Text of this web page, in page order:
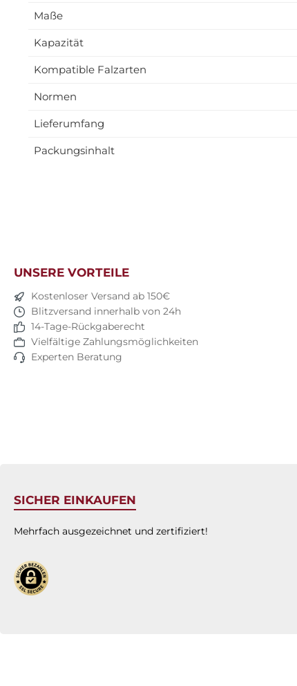
Maße
Kapazität
Kompatible Falzarten
Normen
Lieferumfang
Packungsinhalt
UNSERE VORTEILE
Kostenloser Versand ab 150€
Blitzversand innerhalb von 24h
14-Tage-Rückgaberecht
Vielfältige Zahlungsmöglichkeiten
Experten Beratung
SICHER EINKAUFEN
Mehrfach ausgezeichnet und zertifiziert!